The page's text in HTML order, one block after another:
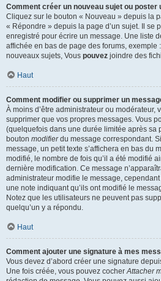
Comment créer un nouveau sujet ou poster
Cliquez sur le bouton « Nouveau » depuis la
« Répondre » depuis la page d’un sujet. Il se
enregistré pour écrire un message. Une liste
affichée en bas de page des forums, exemple
nouveaux sujets, Vous pouvez joindre des
Haut
Comment modifier ou supprimer un
À moins d’être administrateur ou modérateur,
supprimer que vos propres messages. Vous
(quelquefois dans une durée limitée après sa
bouton modifierdu message correspondant.
message, un petit texte s’affichera en bas du
modifié, le nombre de fois qu’il a été modifié
dernière modification. Ce message
administrateur modifie le message,
une note indiquant qu’ils ont modifié le
Notez que les utilisateurs ne peuvent pas
quelqu’un y a répondu.
Haut
Comment ajouter une signature à mes
Vous devez d’abord créer une signature
Une fois créée, vous pouvez cocherAttacher